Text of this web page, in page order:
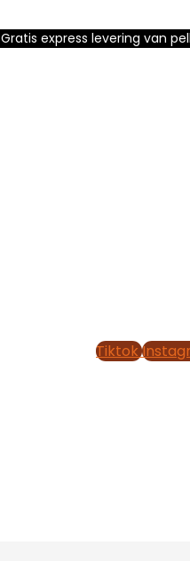
Gratis express levering van
Tiktok